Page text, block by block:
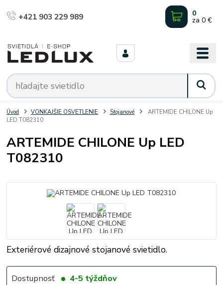
+421 903 229 989 0
za 0 €
Úvod VONKAJŠIE OSVETLENIE Stojanové
ARTEMIDE CHILONE Up
LED T082310
ARTEMIDE CHILONE Up LED
T082310
Exteriérové dizajnové stojanové svietidlo.
Dostupnosť 4-5 týždňov